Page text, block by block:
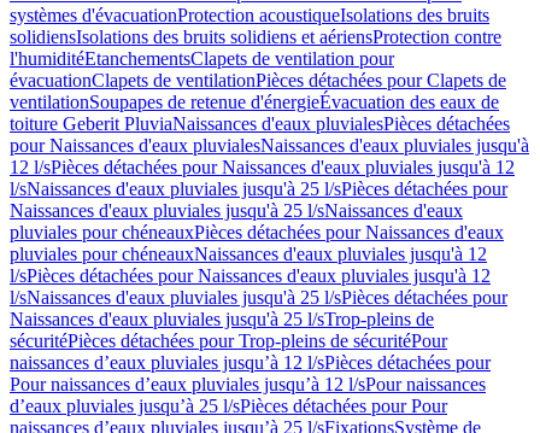
systèmes d'évacuationProtection acoustiqueIsolations des bruits
solidiensIsolations des bruits solidiens et aériensProtection contre
l'humiditéEtanchementsClapets de ventilation pour
évacuationClapets de ventilationPièces détachées pour Clapets de
ventilationSoupapes de retenue d'énergieÉvacuation des eaux de
toiture Geberit PluviaNaissances d'eaux pluvialesPièces détachées
pour Naissances d'eaux pluvialesNaissances d'eaux pluviales jusqu'à
12 l/sPièces détachées pour Naissances d'eaux pluviales jusqu'à 12
l/sNaissances d'eaux pluviales jusqu'à 25 l/sPièces détachées pour
Naissances d'eaux pluviales jusqu'à 25 l/sNaissances d'eaux
pluviales pour chéneauxPièces détachées pour Naissances d'eaux
pluviales pour chéneauxNaissances d'eaux pluviales jusqu'à 12
l/sPièces détachées pour Naissances d'eaux pluviales jusqu'à 12
l/sNaissances d'eaux pluviales jusqu'à 25 l/sPièces détachées pour
Naissances d'eaux pluviales jusqu'à 25 l/sTrop-pleins de
sécuritéPièces détachées pour Trop-pleins de sécuritéPour
naissances d’eaux pluviales jusqu’à 12 l/sPièces détachées pour
Pour naissances d’eaux pluviales jusqu’à 12 l/sPour naissances
d’eaux pluviales jusqu’à 25 l/sPièces détachées pour Pour
naissances d’eaux pluviales jusqu’à 25 l/sFixationsSystème de